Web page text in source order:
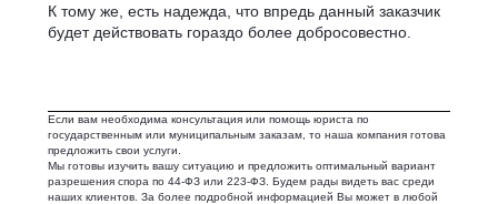
К тому же, есть надежда, что впредь данный заказчик
будет действовать гораздо более добросовестно.
Если вам необходима консультация или помощь юриста по
государственным или муниципальным заказам, то наша компания готова
предложить свои услуги.
Мы готовы изучить вашу ситуацию и предложить оптимальный вариант
разрешения спора по 44-ФЗ или 223-ФЗ. Будем рады видеть вас среди
наших клиентов. За более подробной информацией Вы может в любой